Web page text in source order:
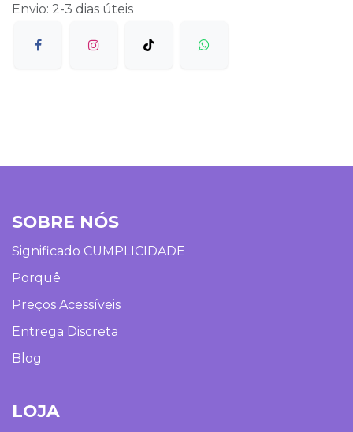
Envio: 2-3 dias úteis
SOBRE NÓS
Significado CUMPLICIDADE
Porquê
Preços Acessíveis
Entrega Discreta
Blog
LOJA